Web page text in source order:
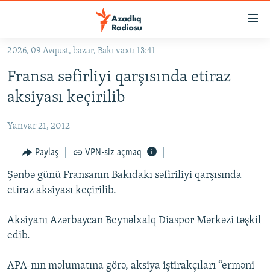
Əsas
qayıt
Əsas
naviqasiyaya
qayıt
KORRUPSIOMETR
#ƏSLINDƏ
FƏRQƏ BAX
QANUNI DOĞRU
ARAŞDIRMA
MULTIMEDIA
VIDEO
FOTOQALEREYA
RADIO ARXIV
OXU ZALI
HAQQIMIZDA
2026, 09 Avqust, bazar, Bakı vaxtı 13:41
Fransa səfirliyi qarşısında etiraz
aksiyası keçirilib
Yanvar 21, 2012
Paylaş VPN-siz açmaq
Şənbə günü Fransanın Bakıdakı səfiriliyi qarşısında
etiraz aksiyası keçirilib.
Aksiyanı Azərbaycan Beynəlxalq Diaspor Mərkəzi təşkil
edib.
APA-nın məlumatına görə, aksiya iştirakçıları “erməni